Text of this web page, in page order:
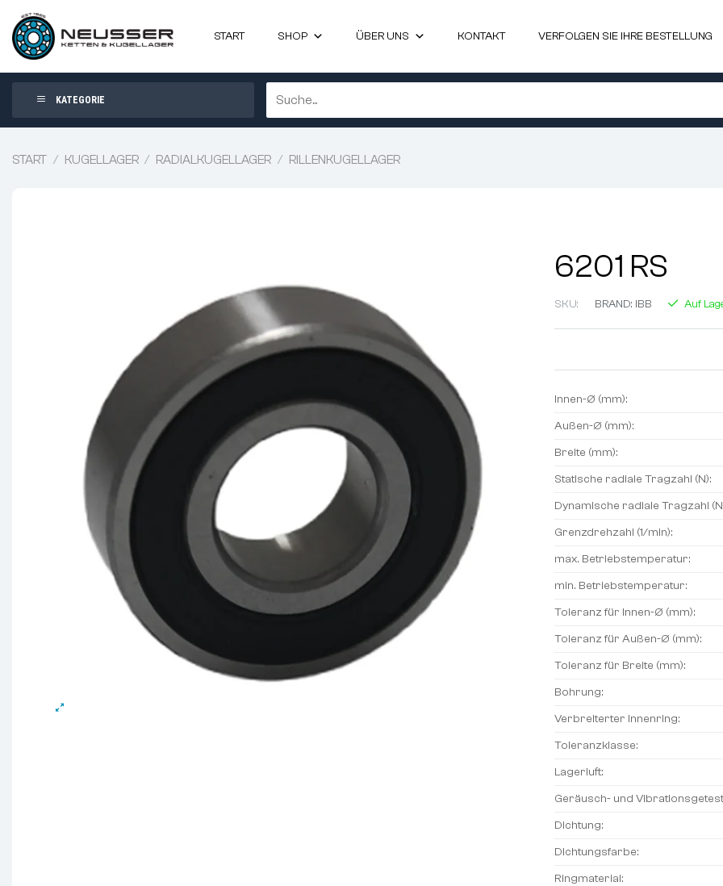
Inhalt
springen
START SHOP ÜBER UNS KONTAKT VERFOLGEN SIE IHRE BESTELLUNG
KATEGORIE
START / KUGELLAGER / RADIALKUGELLAGER / RILLENKUGELLAGER
6201 RS
SKU: BRAND: IBB Auf
Innen-Ø (mm):
Außen-Ø (mm):
Breite (mm):
Statische radiale Tragzahl (N):
Dynamische radiale Tragzahl
Grenzdrehzahl (1/min):
max. Betriebstemperatur:
min. Betriebstemperatur:
Toleranz für Innen-Ø (mm):
Toleranz für Außen-Ø (mm):
Toleranz für Breite (mm):
Bohrung:
Verbreiterter Innenring:
Toleranzklasse:
Lagerluft:
Geräusch- und
Dichtung:
Dichtungsfarbe:
Ringmaterial: